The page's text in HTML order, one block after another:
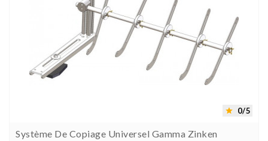
 0/5
Système De Copiage Universel Gamma Zinken